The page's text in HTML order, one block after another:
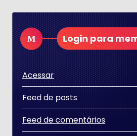
Login para
Acessar
Feed de posts
Feed de comentários